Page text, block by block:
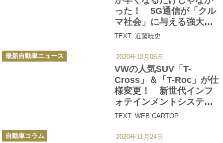
った！ 5G通信が「クル
マ社会」に与える強大な
インパクトとは
TEXT: 近藤暁史
VWの人気SUV「T-
Cross」＆「T-Roc」が仕
様変更！ 新世代インフ
ォテインメントシステム
を搭載
TEXT: WEB CARTOP
カ
テ
最新自動車ニュース 2020年12月06日
カ
テ
自動車コラム 2020年11月24日